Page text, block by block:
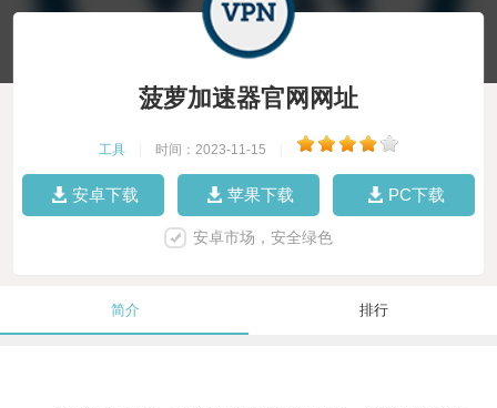
菠萝加速器官网网址
工具 时间：2023-11-15
安卓下载 苹果下载 PC下载
安卓市场，安全绿色
简介 排行